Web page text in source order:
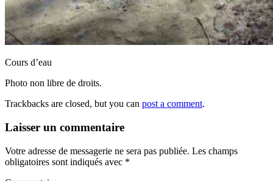
Cours d’eau
Photo non libre de droits.
Trackbacks are closed, but you can post a comment.
Laisser un commentaire
Votre adresse de messagerie ne sera pas publiée. Les champs
obligatoires sont indiqués avec *